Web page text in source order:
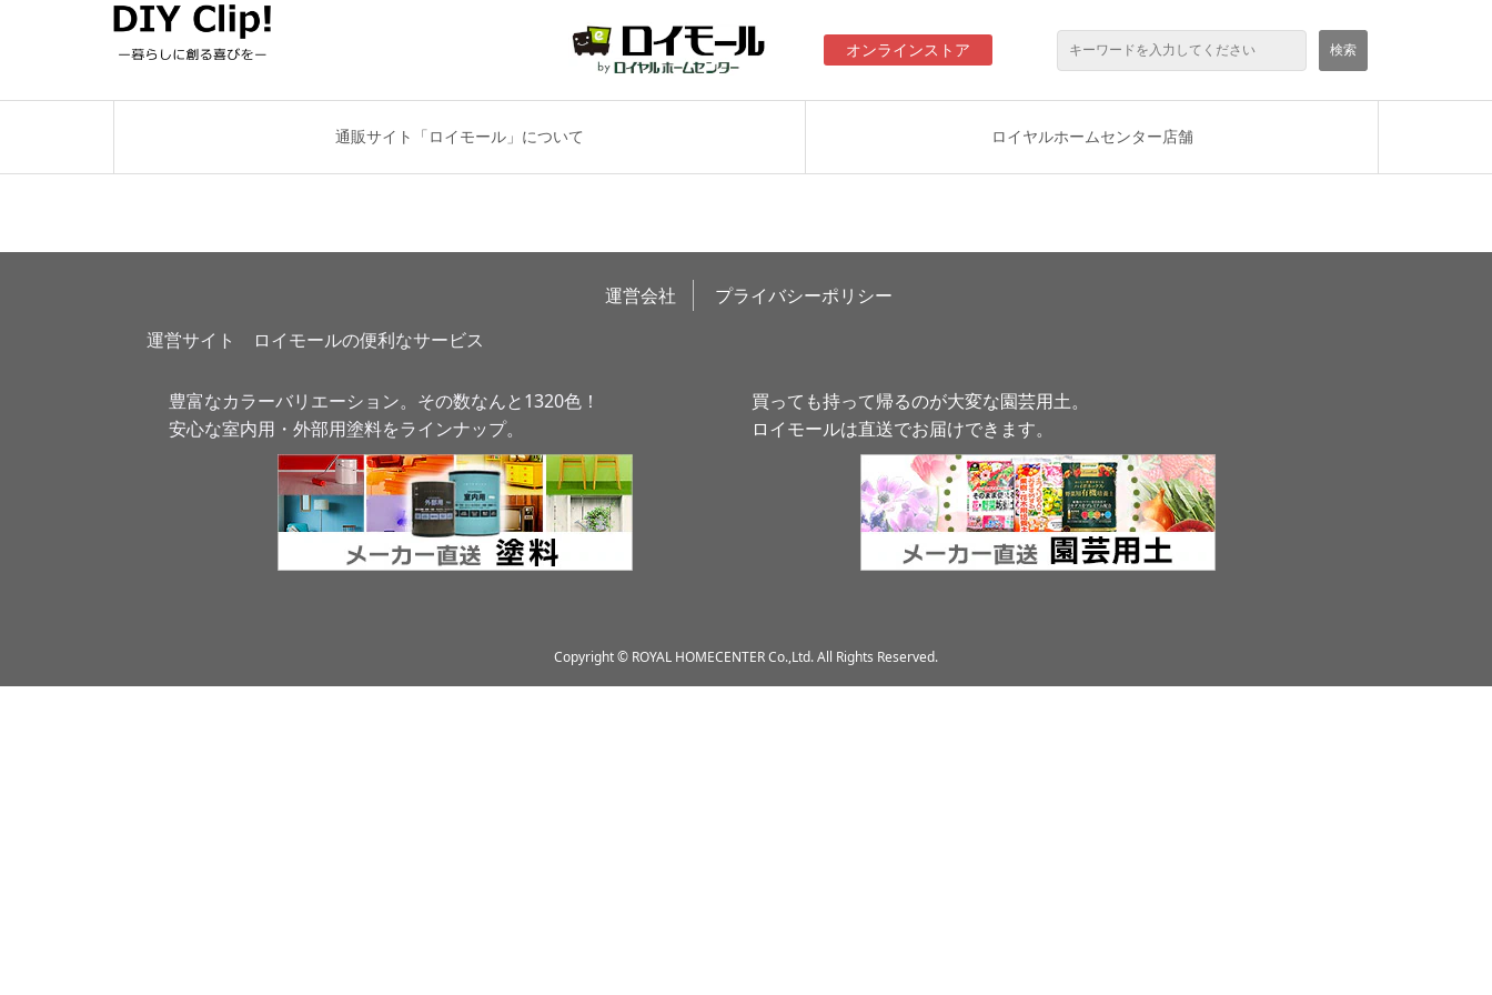
オンラインストア
通販サイト「ロイモール」について ロイヤルホームセンター店舗
運営会社
プライバシーポリシー
運営サイト　ロイモールの便利なサービス
豊富なカラーバリエーション。その数なんと1320色！
安心な室内用・外部用塗料をラインナップ。
買っても持って帰るのが大変な園芸用土。
ロイモールは直送でお届けできます。
Copyright © ROYAL HOMECENTER Co.,Ltd. All Rights Reserved.